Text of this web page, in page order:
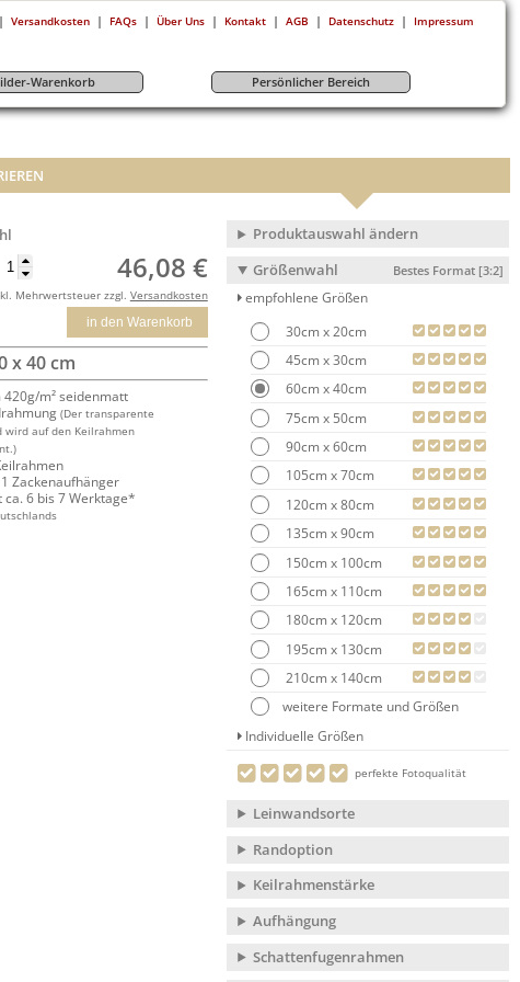
| Versandkosten | FAQs | Über Uns | Kontakt | AGB | Datenschutz | Impressum
Warenkorb Persönlicher Bereich
46,08 €
Mehrwertsteuer zzgl. Versandkosten
in den Warenkorb
x 40 cm
420g/m² seidenmatt
(Der transparente
wird auf den Keilrahmen
Zackenaufhänger
ca. 6 bis 7 Werktage*
Produktauswahl ändern
Größenwahl
Bestes Format [3:2]
empfohlene Größen
30cm x 20cm
45cm x 30cm
60cm x 40cm
75cm x 50cm
90cm x 60cm
105cm x 70cm
120cm x 80cm
135cm x 90cm
150cm x 100cm
165cm x 110cm
180cm x 120cm
195cm x 130cm
210cm x 140cm
weitere Formate und Größen
Individuelle Größen
perfekte Fotoqualität
Leinwandsorte
Randoption
Keilrahmenstärke
Aufhängung
Schattenfugenrahmen